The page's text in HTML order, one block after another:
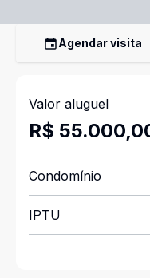
Agendar visita
Valor aluguel
R$
Condomínio
IPTU